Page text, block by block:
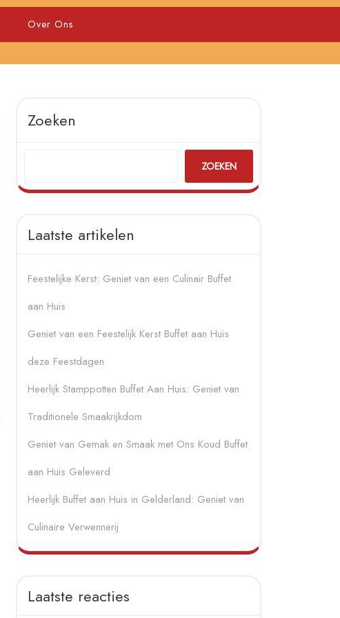
Over Ons
Zoeken
ZOEKEN
Laatste artikelen
Feestelijke Kerst: Geniet van een Culinair Buffet
aan Huis
Geniet van een Feestelijk Kerst Buffet aan Huis
deze Feestdagen
Heerlijk Stamppotten Buffet Aan Huis: Geniet van
Traditionele Smaakrijkdom
Geniet van Gemak en Smaak met Ons Koud Buffet
aan Huis Geleverd
Heerlijk Buffet aan Huis in Gelderland: Geniet van
Culinaire Verwennerij
Laatste reacties